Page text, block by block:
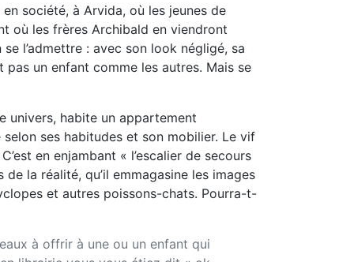
société, à Arvida, où les jeunes de
où les frères Archibald en viendront
l’admettre : avec son look négligé, sa
pas un enfant comme les autres. Mais se
univers, habite un appartement
ses habitudes et son mobilier. Le vif
en enjambant « l’escalier de secours
la réalité, qu’il emmagasine les images
et autres poissons-chats. Pourra-t-
à offrir à une ou un enfant qui